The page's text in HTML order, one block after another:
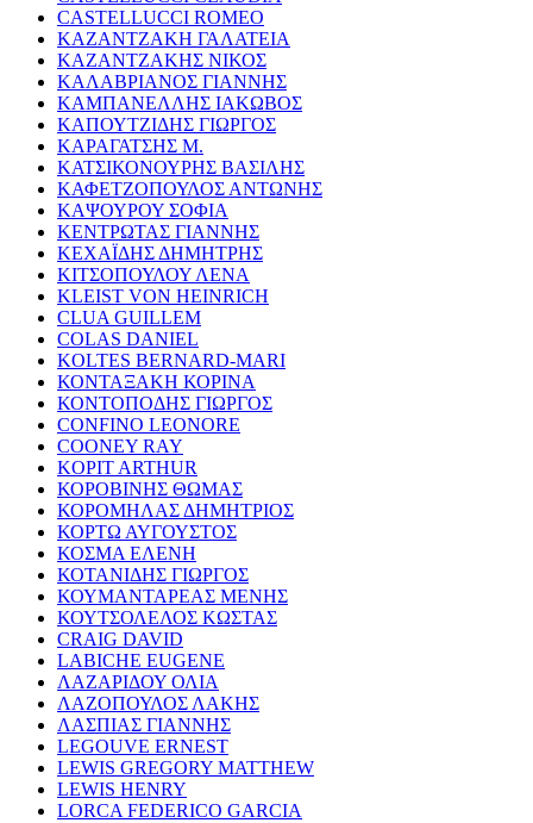
CASTELLUCCI ROMEO
ΚΑΖΑΝΤΖΑΚΗ ΓΑΛΑΤΕΙΑ
ΚΑΖΑΝΤΖΑΚΗΣ ΝΙΚΟΣ
ΚΑΛΑΒΡΙΑΝΟΣ ΓΙΑΝΝΗΣ
ΚΑΜΠΑΝΕΛΛΗΣ ΙΑΚΩΒΟΣ
ΚΑΠΟΥΤΖΙΔΗΣ ΓΙΩΡΓΟΣ
ΚΑΡΑΓΑΤΣΗΣ Μ.
ΚΑΤΣΙΚΟΝΟΥΡΗΣ ΒΑΣΙΛΗΣ
ΚΑΦΕΤΖΟΠΟΥΛΟΣ ΑΝΤΩΝΗΣ
ΚΑΨΟΥΡΟΥ ΣΟΦΙΑ
ΚΕΝΤΡΩΤΑΣ ΓΙΑΝΝΗΣ
ΚΕΧΑΪΔΗΣ ΔΗΜΗΤΡΗΣ
ΚΙΤΣΟΠΟΥΛΟΥ ΛΕΝΑ
KLEIST VON HEINRICH
CLUA GUILLEM
COLAS DANIEL
KOLTES BERNARD-MARI
ΚΟΝΤΑΞΑΚΗ ΚΟΡΙΝΑ
ΚΟΝΤΟΠΟΔΗΣ ΓΙΩΡΓΟΣ
CONFINO LEONORE
COONEY RAY
KOPIT ARTHUR
ΚΟΡΟΒΙΝΗΣ ΘΩΜΑΣ
ΚΟΡΟΜΗΛΑΣ ΔΗΜΗΤΡΙΟΣ
ΚΟΡΤΩ ΑΥΓΟΥΣΤΟΣ
ΚΟΣΜΑ ΕΛΕΝΗ
ΚΟΤΑΝΙΔΗΣ ΓΙΩΡΓΟΣ
ΚΟΥΜΑΝΤΑΡΕΑΣ ΜΕΝΗΣ
ΚΟΥΤΣΟΛΕΛΟΣ ΚΩΣΤΑΣ
CRAIG DAVID
LABICHE EUGENE
ΛΑΖΑΡΙΔΟΥ ΟΛΙΑ
ΛΑΖΟΠΟΥΛΟΣ ΛΑΚΗΣ
ΛΑΣΠΙΑΣ ΓΙΑΝΝΗΣ
LEGOUVE ERNEST
LEWIS GREGORY MATTHEW
LEWIS HENRY
LORCA FEDERICO GARCIA